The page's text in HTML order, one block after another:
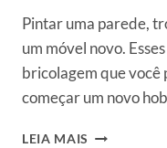
Pintar uma parede,
um móvel novo.
bricolagem que você
começar um novo
LEIA MAIS PROJETOS